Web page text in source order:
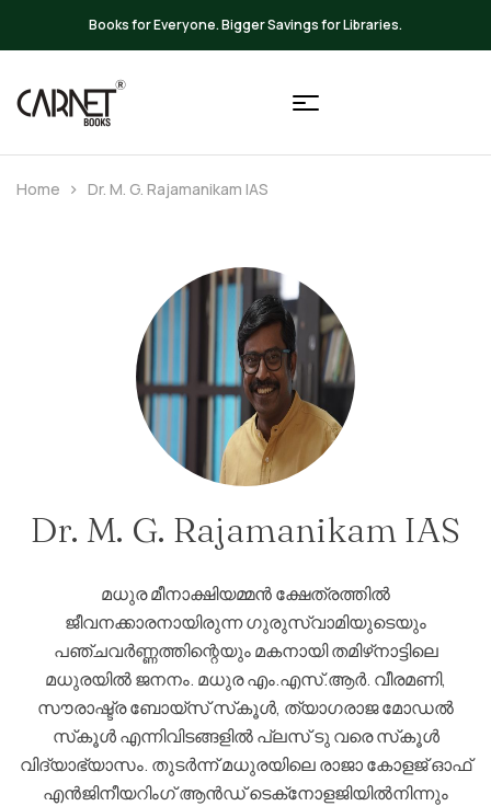
Up to 20% OFF on All Books
Home Dr. M. G. Rajamanikam IAS
Dr. M. G. Rajamanikam IAS
മധുര മീനാക്ഷിയമ്മന്‍ ക്ഷേത്രത്തില്‍
ജീവനക്കാരനായിരുന്ന ഗുരുസ്വാമിയുടെയും
പഞ്ചവര്‍ണ്ണത്തിന്റെയും മകനായി തമിഴ്‌നാട്ടിലെ
മധുരയില്‍ ജനനം. മധുര എം.എസ്.ആര്‍. വീരമണി,
സൗരാഷ്ട്ര ബോയ്‌സ് സ്‌കൂള്‍, ത്യാഗരാജ മോഡല്‍
സ്‌കൂള്‍ എന്നിവിടങ്ങളില്‍ പ്ലസ് ടു വരെ സ്‌കൂള്‍
വിദ്യാഭ്യാസം. തുടര്‍ന്ന് മധുരയിലെ രാജാ കോളജ് ഓഫ്
എന്‍ജിനീയറിംഗ് ആന്‍ഡ് ടെക്‌നോളജിയില്‍നിന്നും